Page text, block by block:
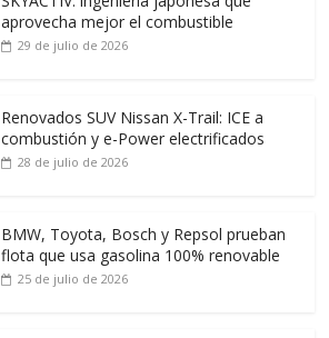
aprovecha mejor el combustible
29 de julio de 2026
Renovados SUV Nissan X-Trail: ICE a
combustión y e-Power electrificados
28 de julio de 2026
BMW, Toyota, Bosch y Repsol prueban
flota que usa gasolina 100% renovable
25 de julio de 2026